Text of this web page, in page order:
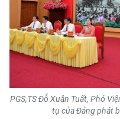
Infographic
TIN MỚI
Trung du và miền
PGS,TS Đỗ Xuân Tuất, Phó
tụ của Đảng phát